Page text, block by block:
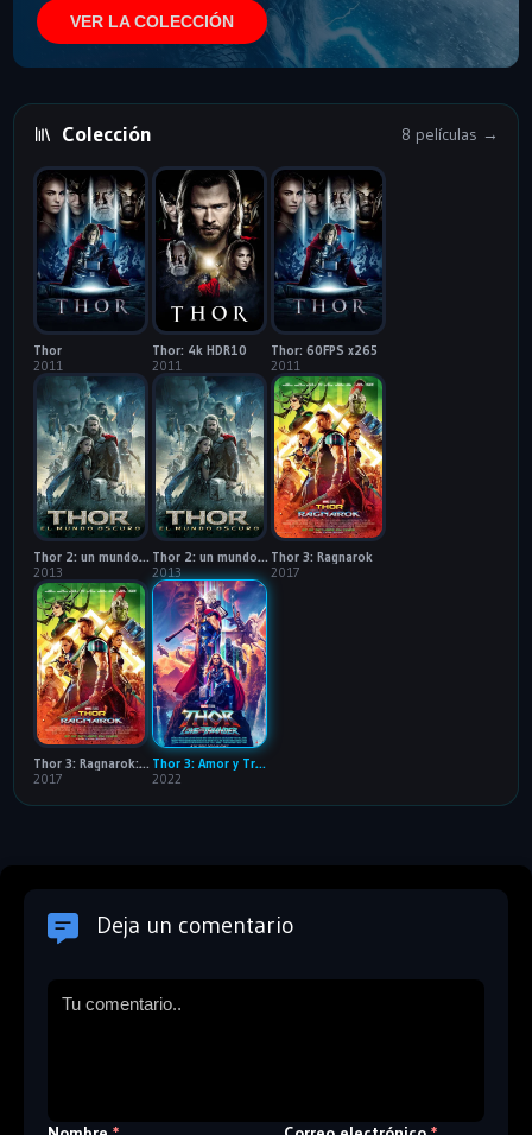
VER LA COLECCIÓN
Colección 8 películas →
Thor
2011
Thor: 4k HDR10
2011
Thor: 60FPS x265
2011
Thor 2: un mundo oscuro
2013
Thor 2: un mundo oscuro: 60FPS x265
2013
Thor 3: Ragnarok
2017
Thor 3: Ragnarok: 60FPS x265
2017
Thor 3: Amor y Trueno
2022
Deja un comentario